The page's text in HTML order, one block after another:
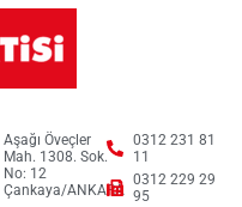
Aşağı Öveçler
Mah. 1308. Sok.
No: 12
Çankaya/ANKARA
0312 231 81
11
0312 229 29
95